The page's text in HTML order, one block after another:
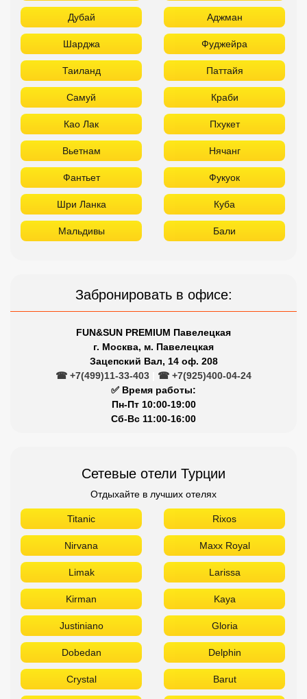
Дубай Аджман
Шарджа Фуджейра
Таиланд Паттайя
Самуй Краби
Као Лак Пхукет
Вьетнам Нячанг
Фантьет Фукуок
Шри Ланка Куба
Мальдивы Бали
Забронировать в офисе:
FUN&SUN PREMIUM Павелецкая
г. Москва, м. Павелецкая
Зацепский Вал, 14 оф. 208
☎ +7(499)11-33-403
☎ +7(925)400-04-24
✅ Время работы:
Пн-Пт 10:00-19:00
Сб-Вс 11:00-16:00
Сетевые отели Турции
Отдыхайте в лучших отелях
Titanic Rixos
Nirvana Maxx Royal
Limak Larissa
Kirman Kaya
Justiniano Gloria
Dobedan Delphin
Crystal Barut